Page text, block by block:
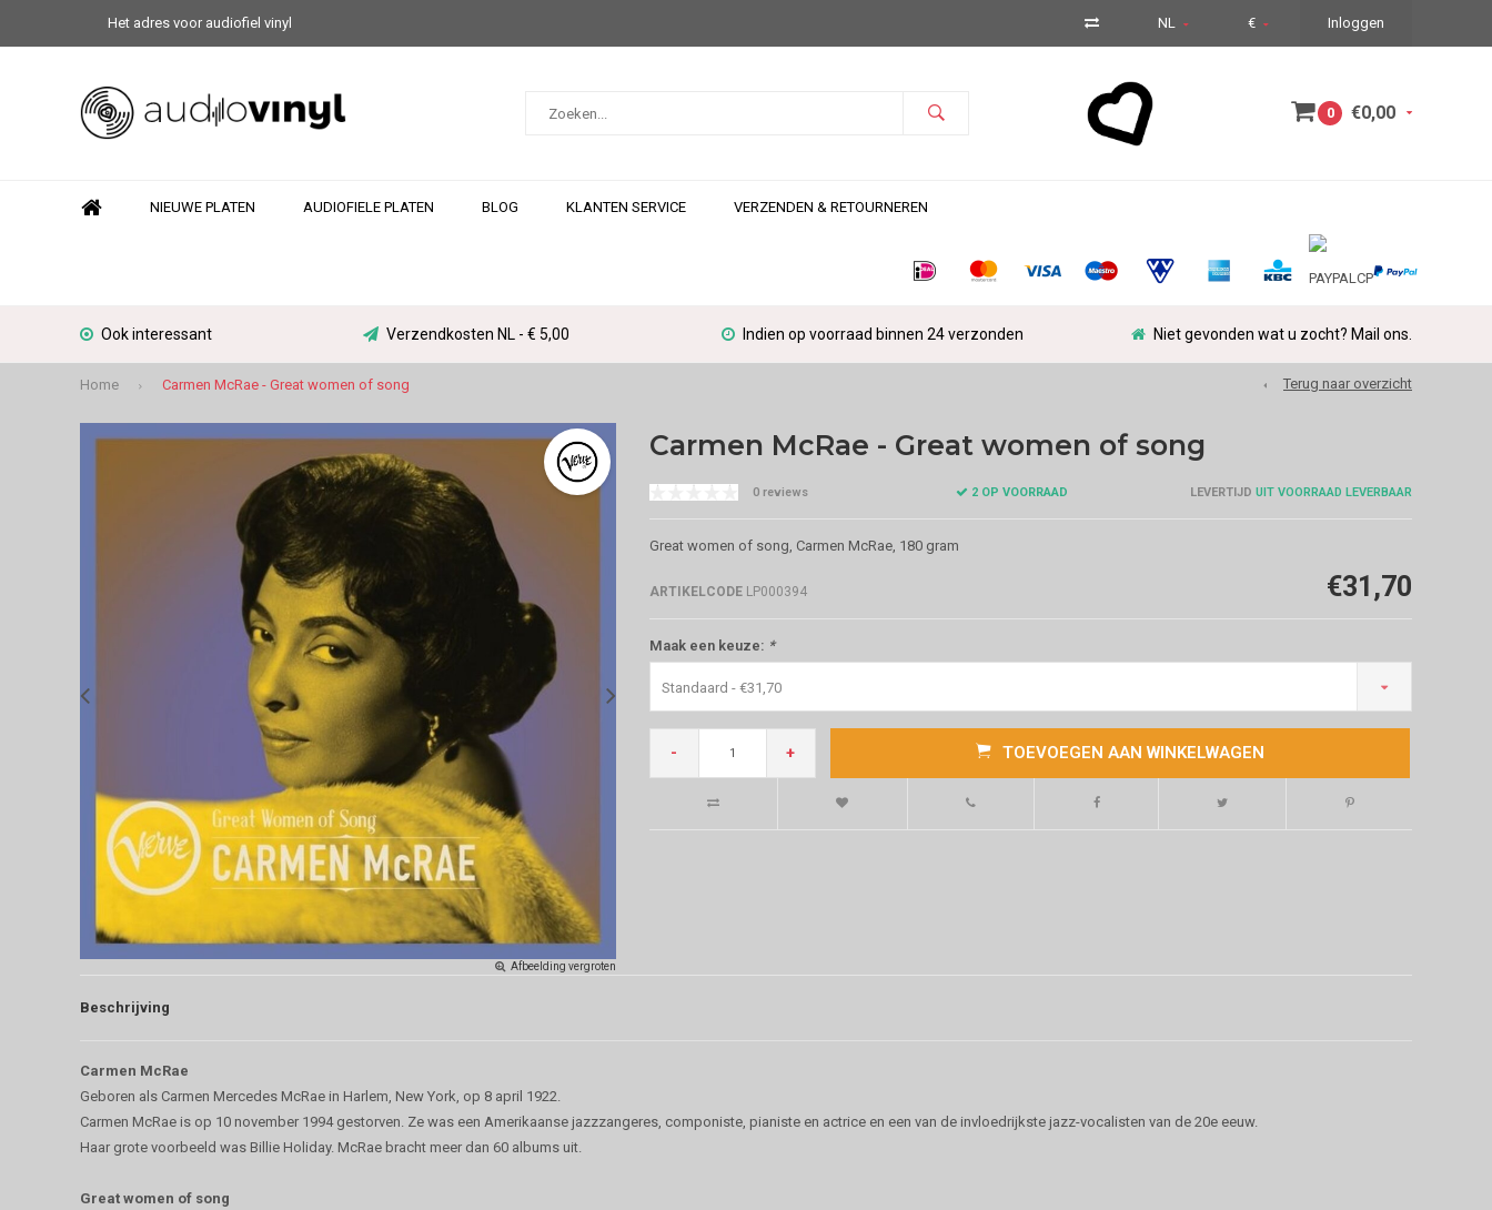
Het adres voor audiofiel vinyl NL € Inloggen
0 €0,00
NIEUWE PLATEN AUDIOFIELE PLATEN BLOG KLANTEN SERVICE VERZENDEN & RETOURNEREN
Ook interessant Verzendkosten NL - € 5,00 Indien op voorraad binnen 24 verzonden Niet gevonden wat u zocht? Mail ons.
Home Carmen McRae - Great women of song Terug naar overzicht
Afbeelding vergroten
Carmen McRae - Great women of song
0 reviews 2 OP VOORRAAD LEVERTIJD UIT VOORRAAD LEVERBAAR
Great women of song, Carmen McRae, 180 gram
ARTIKELCODELP000394 €31,70
Maak een keuze: *
Standaard - €31,70
- + TOEVOEGEN AAN WINKELWAGEN
Beschrijving
Carmen McRae
Geboren als Carmen Mercedes McRae in Harlem, New York, op 8 april 1922.
Carmen McRae is op 10 november 1994 gestorven. Ze was een Amerikaanse jazzzangeres, componiste, pianiste en actrice en een van de invloedrijkste jazz-vocalisten van de 20e eeuw.
Haar grote voorbeeld was Billie Holiday. McRae bracht meer dan 60 albums uit.
Great women of song